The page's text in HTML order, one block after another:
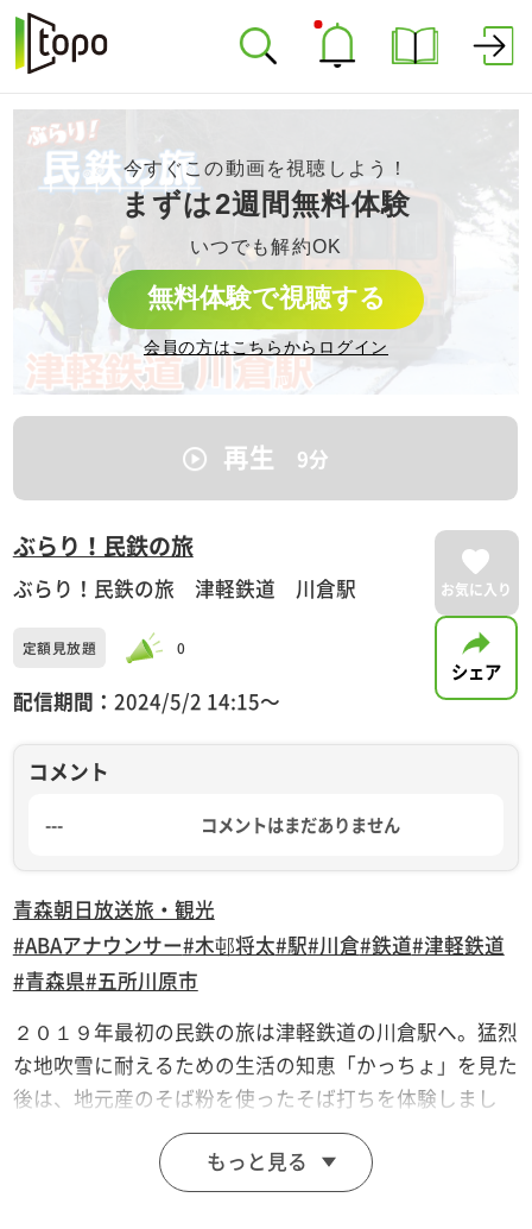
今すぐこの動画を視聴しよう！
まずは2週間無料体験
いつでも解約OK
無料体験で視聴する
会員の方はこちらからログイン
再生 9分
ぶらり！民鉄の旅
ぶらり！民鉄の旅 津軽鉄道 川倉駅
定額見放題 0
配信期間： 2024/5/2 14:15〜
お気に入り
シェア
コメント
--- コメントはまだありません
青森朝日放送旅・観光
#ABAアナウンサー#木邨将太#駅#川倉#鉄道#津軽鉄道
#青森県#五所川原市
２０１９年最初の民鉄の旅は津軽鉄道の川倉駅へ。猛烈
な地吹雪に耐えるための生活の知恵「かっちょ」を見た
後は、地元産のそば粉を使ったそば打ちを体験しまし
た。吹雪の中をテクテク歩く可愛らしい猫にもご注目下
（2019年1月25日放送）
もっと見る